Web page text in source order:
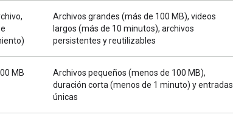
Archivos grandes (más de 100 MB), videos
largos (más de 10 minutos), archivos
persistentes y reutilizables
MB
Archivos pequeños (menos de 100 MB),
duración corta (menos de 1 minuto) y entradas
únicas